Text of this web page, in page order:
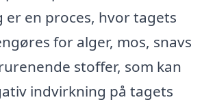
er en proces, hvor tagets
for alger, mos, snavs
stoffer, som kan
indvirkning på tagets